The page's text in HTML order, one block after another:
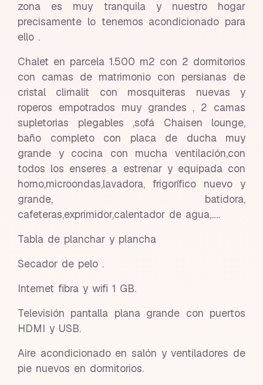
zona es muy tranquila y nuestro hogar
precisamente lo tenemos acondicionado para
ello .
Chalet en parcela 1.500 m2 con 2 dormitorios
con camas de matrimonio con persianas de
cristal climalit con mosquiteras nuevas y
roperos empotrados muy grandes , 2 camas
supletorias plegables ,sofá Chaisen lounge,
baño completo con placa de ducha muy
grande y cocina con mucha ventilación,con
todos los enseres a estrenar y equipada con
horno,microondas,lavadora, frigorífico nuevo y
grande, batidora,
cafeteras,exprimidor,calentador de agua,.....
Tabla de planchar y plancha
Secador de pelo .
Internet fibra y wifi 1 GB.
Televisión pantalla plana grande con puertos
HDMI y USB.
Aire acondicionado en salón y ventiladores de
pie nuevos en dormitorios.